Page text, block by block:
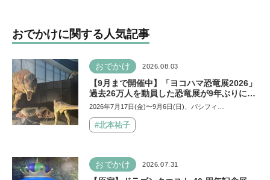
おでかけに関する人気記事
おでかけ 2026.08.03
【9月まで開催中】「ヨコハマ恐竜展2026」
過去26万人を動員した恐竜展が9年ぶりに復
活！ 夏休みのおでかけで楽しむポイントを
2026年7月17日(金)〜9月6日(日)、パシフィ…
#北本祐子
おでかけ 2026.07.31